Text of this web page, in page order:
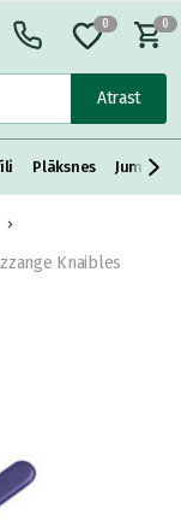
Atrast
0 0
Plāksnes Jumta
Knaibles